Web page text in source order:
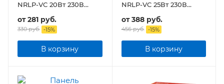
NRLP-VC 20Вт 230В
IP40
от281 руб.
330 руб. -15%
В корзину
NRLP-VC 25Вт 230В
IP40
от388 руб.
456 руб. -15%
В корзину